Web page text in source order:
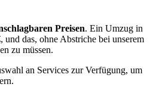
Preisen. Ein Umzug in
und das, ohne Abstriche bei unserem
zu müssen.
an Services zur Verfügung, um